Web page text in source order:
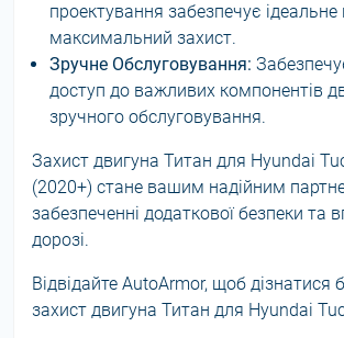
проектування забезпечує
максимальний захист.
Зручне Обслуговування:
доступ до важливих компонентів
зручного обслуговування.
Захист двигуна Титан для Hyundai
(2020+) стане вашим надійним
забезпеченні додаткової безпеки та
дорозі.
Відвідайте AutoArmor, щоб дізнатися
захист двигуна Титан для Hyundai